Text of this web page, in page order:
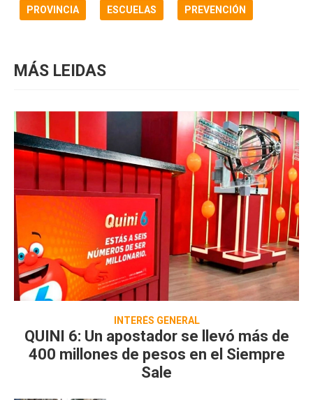
PROVINCIA ESCUELAS PREVENCIÓN
MÁS LEIDAS
INTERÉS GENERAL
QUINI 6: Un apostador se llevó más de
400 millones de pesos en el Siempre
Sale